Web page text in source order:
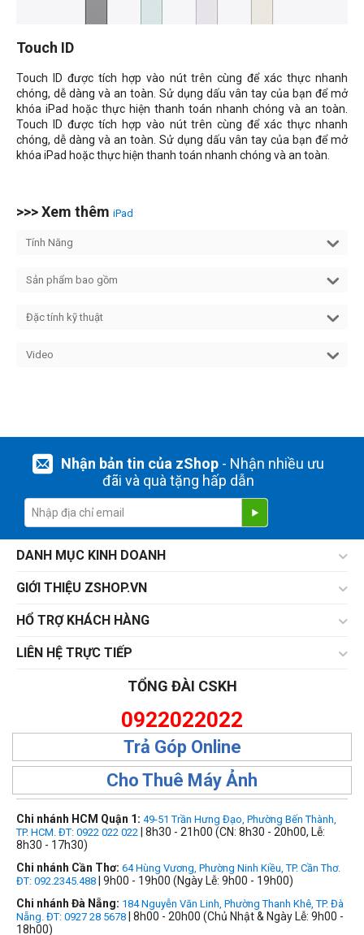
Touch ID
Touch ID được tích hợp vào nút trên cùng để xác thực nhanh
chóng, dễ dàng và an toàn. Sử dụng dấu vân tay của bạn để mở
khóa iPad hoặc thực hiện thanh toán nhanh chóng và an toàn.
Touch ID được tích hợp vào nút trên cùng để xác thực nhanh
chóng, dễ dàng và an toàn. Sử dụng dấu vân tay của bạn để mở
khóa iPad hoặc thực hiện thanh toán nhanh chóng và an toàn.
>>> Xem thêm iPad
Tính Năng
Sản phẩm bao gồm
Đặc tính kỹ thuật
Video
Nhận bản tin của zShop- Nhận nhiều ưu
đãi và quà tặng hấp dẫn
DANH MỤC KINH DOANH
GIỚI THIỆU ZSHOP.VN
HỔ TRỢ KHÁCH HÀNG
LIÊN HỆ TRỰC TIẾP
TỔNG ĐÀI CSKH
0922022022
Trả Góp Online
Cho Thuê Máy Ảnh
Chi nhánh HCM Quận 1: 49-51 Trần Hưng Đạo, Phường Bến Thành,
TP. HCM. ĐT: 0922 022 022 | 8h30 - 21h00 (CN: 8h30 - 20h00, Lễ:
8h30 - 17h30)
Chi nhánh Cần Thơ: 64 Hùng Vương, Phường Ninh Kiều, TP. Cần Thơ.
ĐT: 092.2345.488 | 9h00 - 19h00 (Ngày Lễ: 9h00 - 19h00)
Chi nhánh Đà Nẵng: 184 Nguyễn Văn Linh, Phường Thanh Khê, TP. Đà
Nẵng. ĐT: 0927 28 5678 | 8h00 - 20h00 (Chủ Nhật & Ngày Lễ: 9h00 -
18h00)